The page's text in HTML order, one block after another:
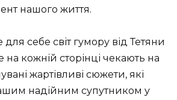
нашого життя.
себе світ гумору від Тетяни
на кожній сторінці чекають на
жартівливі сюжети, які
надійним супутником у